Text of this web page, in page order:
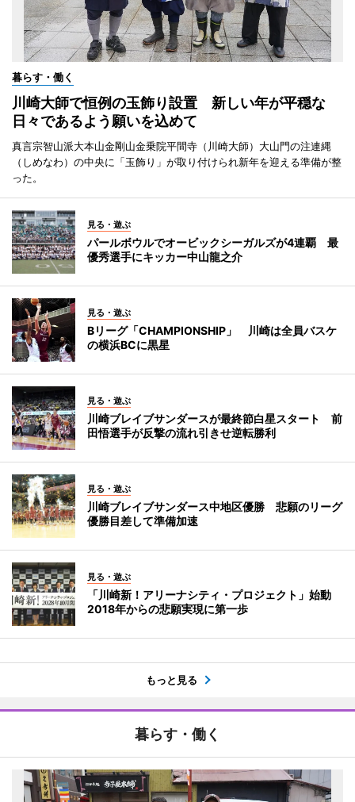
暮らす・働く
川崎大師で恒例の玉飾り設置 新しい年が平穏な
日々であるよう願いを込めて
真言宗智山派大本山金剛山金乗院平間寺（川崎大師）大山門の注連縄
（しめなわ）の中央に「玉飾り」が取り付けられ新年を迎える準備が整
った。
見る・遊ぶ
パールボウルでオービックシーガルズが4連覇 最
優秀選手にキッカー中山龍之介
見る・遊ぶ
Bリーグ「CHAMPIONSHIP」 川崎は全員バスケ
の横浜BCに黒星
見る・遊ぶ
川崎ブレイブサンダースが最終節白星スタート 前
田悟選手が反撃の流れ引きせ逆転勝利
見る・遊ぶ
川崎ブレイブサンダース中地区優勝 悲願のリーグ
優勝目差して準備加速
見る・遊ぶ
「川崎新！アリーナシティ・プロジェクト」始動
2018年からの悲願実現に第一歩
もっと見る
暮らす・働く